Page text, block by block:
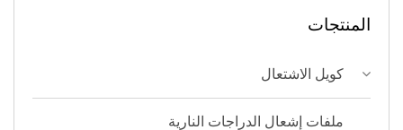
المنتجات
كويل الاشتعال
ملفات إشعال الدراجات النارية